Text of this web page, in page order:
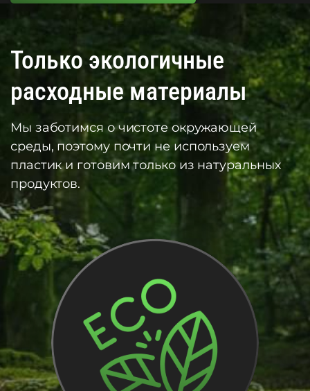
Только экологичные
расходные материалы
Мы заботимся о чистоте окружающей
среды, поэтому почти не используем
пластик и готовим только из натуральных
продуктов.